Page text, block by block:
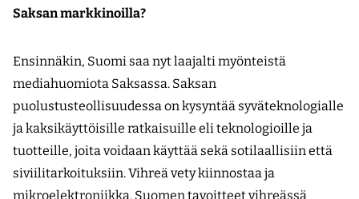
Saksan markkinoilla?
Ensinnäkin, Suomi saa nyt laajalti myönteistä
mediahuomiota Saksassa. Saksan
puolustusteollisuudessa on kysyntää syväteknologialle
ja kaksikäyttöisille ratkaisuille eli teknologioille ja
tuotteille, joita voidaan käyttää sekä sotilaallisiin että
siviilitarkoituksiin. Vihreä vety kiinnostaa ja
mikroelektroniikka. Suomen tavoitteet vihreässä